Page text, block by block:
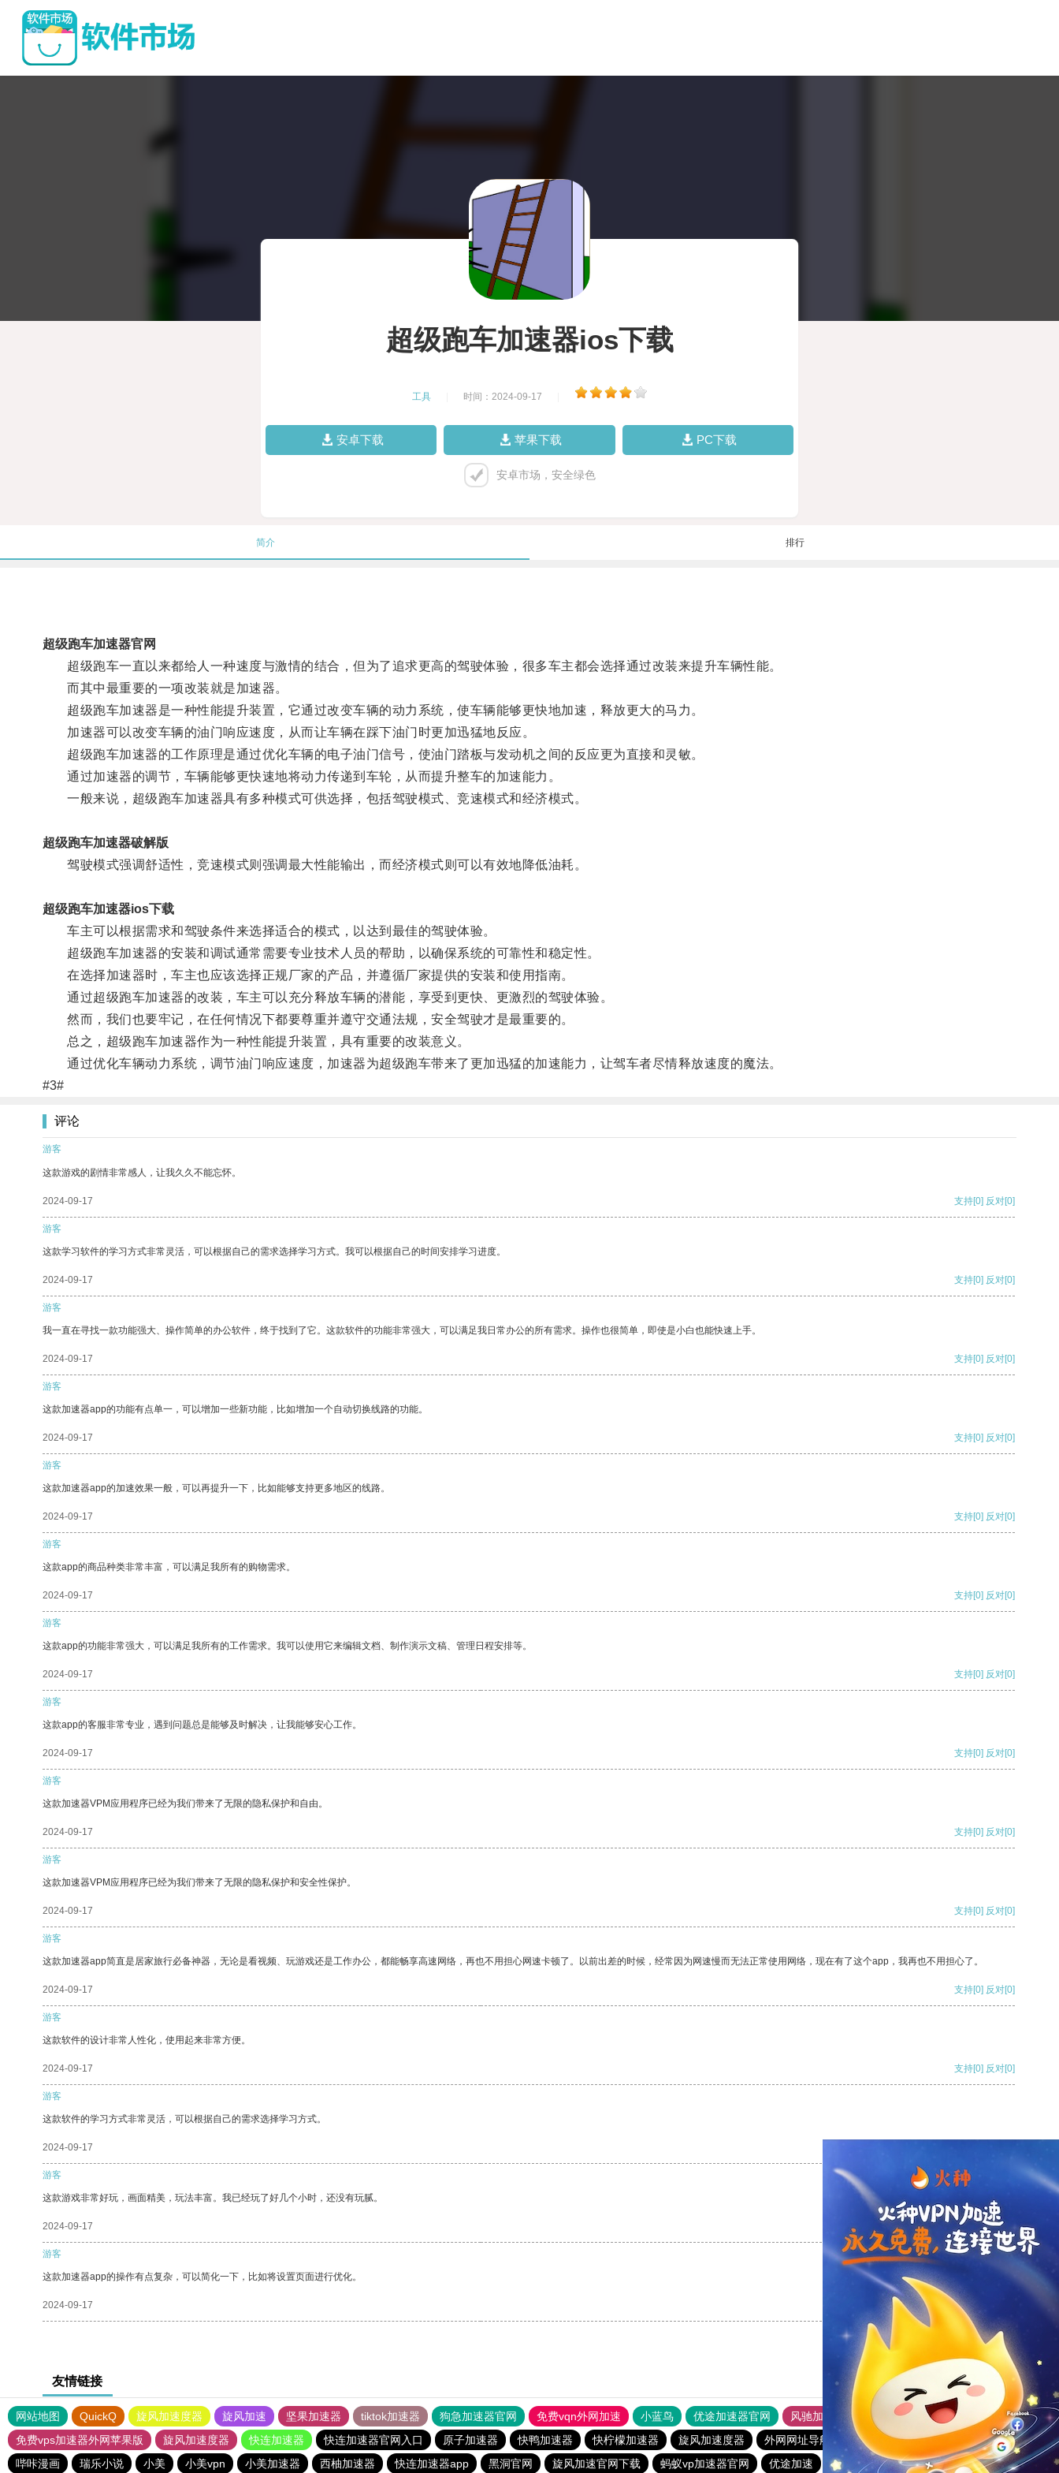
超级跑车加速器ios下载
工具 时间：2024-09-17
安卓下载 苹果下载 PC下载
安卓市场，安全绿色
简介 排行
超级跑车加速器官网
超级跑车一直以来都给人一种速度与激情的结合，但为了追求更高的驾驶体验，很多车主都会选择通过改装来提升车辆性能。
而其中最重要的一项改装就是加速器。
超级跑车加速器是一种性能提升装置，它通过改变车辆的动力系统，使车辆能够更快地加速，释放更大的马力。
加速器可以改变车辆的油门响应速度，从而让车辆在踩下油门时更加迅猛地反应。
超级跑车加速器的工作原理是通过优化车辆的电子油门信号，使油门踏板与发动机之间的反应更为直接和灵敏。
通过加速器的调节，车辆能够更快速地将动力传递到车轮，从而提升整车的加速能力。
一般来说，超级跑车加速器具有多种模式可供选择，包括驾驶模式、竞速模式和经济模式。
超级跑车加速器破解版
驾驶模式强调舒适性，竞速模式则强调最大性能输出，而经济模式则可以有效地降低油耗。
超级跑车加速器ios下载
车主可以根据需求和驾驶条件来选择适合的模式，以达到最佳的驾驶体验。
超级跑车加速器的安装和调试通常需要专业技术人员的帮助，以确保系统的可靠性和稳定性。
在选择加速器时，车主也应该选择正规厂家的产品，并遵循厂家提供的安装和使用指南。
通过超级跑车加速器的改装，车主可以充分释放车辆的潜能，享受到更快、更激烈的驾驶体验。
然而，我们也要牢记，在任何情况下都要尊重并遵守交通法规，安全驾驶才是最重要的。
总之，超级跑车加速器作为一种性能提升装置，具有重要的改装意义。
通过优化车辆动力系统，调节油门响应速度，加速器为超级跑车带来了更加迅猛的加速能力，让驾车者尽情释放速度的魔法。
#3#
评论
游客
这款游戏的剧情非常感人，让我久久不能忘怀。
2024-09-17 支持[0] 反对[0]
游客
这款学习软件的学习方式非常灵活，可以根据自己的需求选择学习方式。我可以根据自己的时间安排学习进度。
2024-09-17 支持[0] 反对[0]
游客
我一直在寻找一款功能强大、操作简单的办公软件，终于找到了它。这款软件的功能非常强大，可以满足我日常办公的所有需求。操作也很简单，即使是小白也能快速上手。
2024-09-17 支持[0] 反对[0]
游客
这款加速器app的功能有点单一，可以增加一些新功能，比如增加一个自动切换线路的功能。
2024-09-17 支持[0] 反对[0]
游客
这款加速器app的加速效果一般，可以再提升一下，比如能够支持更多地区的线路。
2024-09-17 支持[0] 反对[0]
游客
这款app的商品种类非常丰富，可以满足我所有的购物需求。
2024-09-17 支持[0] 反对[0]
游客
这款app的功能非常强大，可以满足我所有的工作需求。我可以使用它来编辑文档、制作演示文稿、管理日程安排等。
2024-09-17 支持[0] 反对[0]
游客
这款app的客服非常专业，遇到问题总是能够及时解决，让我能够安心工作。
2024-09-17 支持[0] 反对[0]
游客
这款加速器VPM应用程序已经为我们带来了无限的隐私保护和自由。
2024-09-17 支持[0] 反对[0]
游客
这款加速器VPM应用程序已经为我们带来了无限的隐私保护和安全性保护。
2024-09-17 支持[0] 反对[0]
游客
这款加速器app简直是居家旅行必备神器，无论是看视频、玩游戏还是工作办公，都能畅享高速网络，再也不用担心网速卡顿了。以前出差的时候，经常因为网速慢而无法正常使用网络，现在有了这个app，我再也不用担心了。
2024-09-17 支持[0] 反对[0]
游客
这款软件的设计非常人性化，使用起来非常方便。
2024-09-17 支持[0] 反对[0]
游客
这款软件的学习方式非常灵活，可以根据自己的需求选择学习方式。
2024-09-17
游客
这款游戏非常好玩，画面精美，玩法丰富。我已经玩了好几个小时，还没有玩腻。
2024-09-17 支持 [0] 反对 [0]
游客
这款加速器app的操作有点复杂，可以简化一下，比如将设置页面进行优化。
2024-09-17 支持
友情链接
网站地图 QuickQ 旋风加速度器 旋风加速 坚果加速器 tiktok加速器 狗急加速器官网 免费vqn外网加速 小蓝鸟 优途加速器官网 风驰加速器
旋风加速器
免费vps加速器外网苹果版
旋风加速度器 快连加速器 快连加速器官网入口 原子加速器 快鸭加速器 快柠檬加速器 旋风加速度器 外网网址导航 软件中心 雷霆加速
狂飙加速器
哔咔漫画
瑞乐小说 小美 小美vpn 小美加速器 西柚加速器 快连加速器app 黑洞官网 旋风加速官网下载 蚂蚁vp加速器官网 优途加速 旋风加速度器 雷霆加速版ins